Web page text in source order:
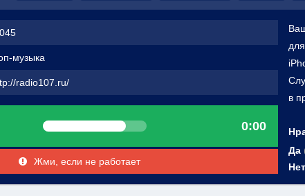
музыка
radio107.ru/
0:00
Жми, если не работает
в
Да
Нет